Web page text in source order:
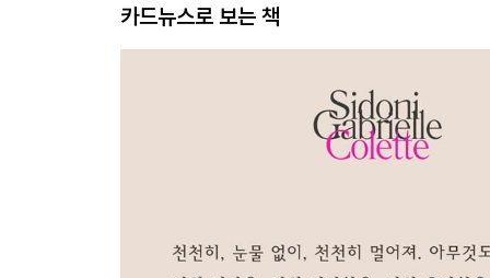
카드뉴스로 보는 책